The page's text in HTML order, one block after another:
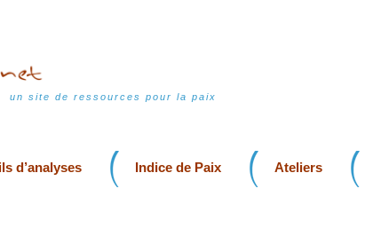
un site de ressources pour la paix
d’analyses Indice de Paix Ateliers